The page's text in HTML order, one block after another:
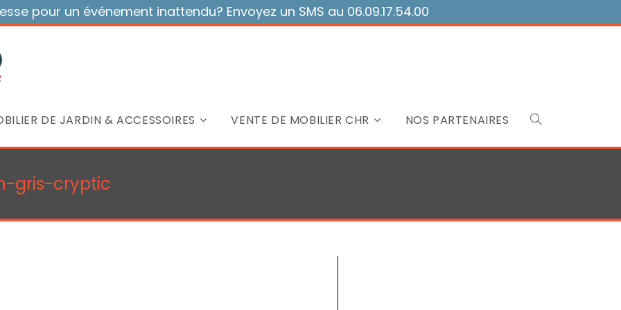
pour un événement inattendu? Envoyez un SMS au 06.09.17.54.00
DE JARDIN & ACCESSOIRES VENTE DE MOBILIER CHR NOS PARTENAIRES Toggle
search
gris-cryptic